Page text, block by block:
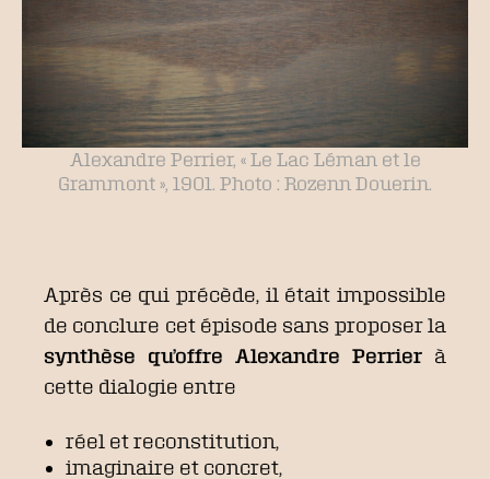
Alexandre Perrier, « Le Lac Léman et le
Grammont », 1901. Photo : Rozenn Douerin.
Après ce qui précède, il était impossible
de conclure cet épisode sans proposer la
synthèse qu’offre Alexandre Perrier à
cette dialogie entre
réel et reconstitution,
imaginaire et concret,